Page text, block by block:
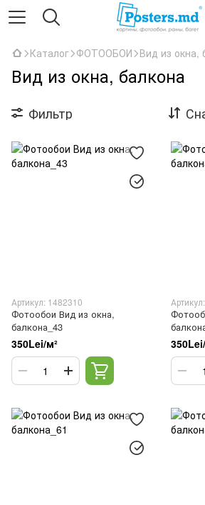
Каталог ФОТООБОИ Вид из окна,
Вид из окна, балкона
Фильтр
Артикул: 1482310
Фотообои Вид из окна,
балкона_43
350Lei/м²